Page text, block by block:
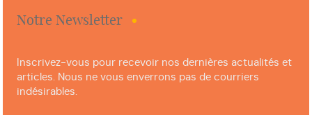
Notre Newsletter
Inscrivez-vous pour recevoir nos dernières actualités et
articles. Nous ne vous enverrons pas de courriers
indésirables.